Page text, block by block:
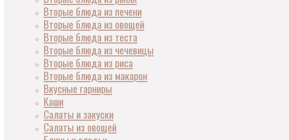
Вторые блюда из печени
Вторые блюда из овощей
Вторые блюда из теста
Вторые блюда из чечевицы
Вторые блюда из риса
Вторые блюда из макарон
Вкусные гарниры
Каши
Салаты и закуски
Салаты из овощей